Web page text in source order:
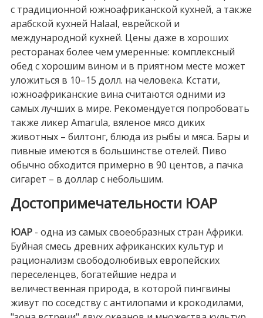
с традиционной южноафриканской кухней, а также
арабской кухней Halaal, еврейской и
международной кухней. Цены даже в хороших
ресторанах более чем умеренные: комплексный
обед с хорошим вином и в приятном месте может
уложиться в 10–15 долл. на человека. Кстати,
южноафриканские вина считаются одними из
самых лучших в мире. Рекомендуется попробовать
также ликер Amarula, вяленое мясо диких
животных – билтонг, блюда из рыбы и мяса. Бары и
пивные имеются в большинстве отелей. Пиво
обычно обходится примерно в 90 центов, а пачка
сигарет – в доллар с небольшим.
Достопримечательности ЮАР
ЮАР - одна из самых своеобразных стран Африки.
Буйная смесь древних африканских культур и
рационализм свободолюбивых европейских
переселенцев, богатейшие недра и
величественная природа, в которой пингвины
живут по соседству с антилопами и крокодилами,